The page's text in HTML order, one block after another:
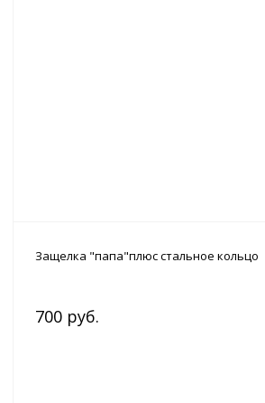
Защелка "папа"плюс стальное кольцо
700 руб.